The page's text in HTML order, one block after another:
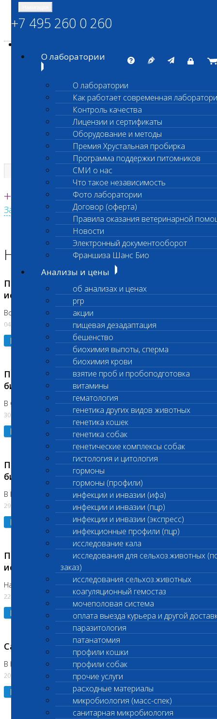
ШАНС БИО
Независимая ветеринарная лаборатория
Единая круглосуточная справочная
+7 495 260 0 260
Заказать звонок с сайта
+7 495 260 0 260
О лаборатории
О лаборатории
Как работает современная
Контроль качества
Лицензии и сертификаты
Оборудование и методы
Премия Хрустальная пробирка
Программа поддержки питомников
СМИ о нас
Что такое независимость
Фото лаборатории
Договор (оферта)
Правила оказания ветеринарной
Новости
Электронный документооборот
Франшиза Шанс Био
Анализы и цены
об анализах и ценах
prp
акции
пищевая дезадаптация
бешенство
биохимия выпоты, сперма
биохимия крови
взятие проб и пробоподготовка
витамины
гематология
генетика других видов животных
генетика кошек
генетика собак
генетические комплексы собак
гистология и цитология
гормоны
гормоны (профили)
инфекции и инвазии (ифа)
инфекции и инвазии (пцр)
инфекции и инвазии (экспресс)
инфекционные профили (пцр)
исследование кала
исследования для сельхоз.животных
заказ)
исследования сельхоз.животных
коагуляционный гемостаз
мочеполовая система
оплата выезда курьера и другой
паразитология
патанатомия
профили кошки
профили собак
прочие услуги
расходные материалы
микробиология (масс-спек)
санитарная микробиология
Главная страница
Новости лаборатории
Приостановка срочных биохимических
исследований
Во Владыкино
04.08.2026
Подробнее
Приостановлено выполнение срочных
биохимических исследований
В Сколково. Код (123,309,310)
30.07.2026
Подробнее
Приостановлено выполнение срочных
биохимических исследований
В Бутово 29.07.26
29.07.2026
Подробнее
Приостановлено выполнение биохимических
исследований
На Нагорной. Код ( 123,310,309)
22.07.2026
Подробнее
Санитарные дни
В Коломне 24.07.2026 и 28.07.2026
20.07.2026
Подробнее